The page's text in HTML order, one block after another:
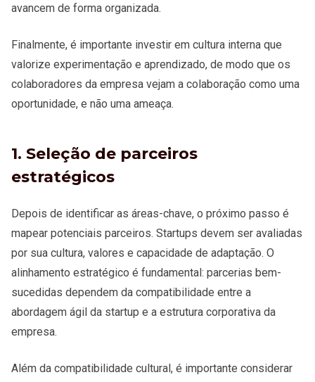
avancem de forma organizada.
Finalmente, é importante investir em cultura interna que
valorize experimentação e aprendizado, de modo que os
colaboradores da empresa vejam a colaboração como uma
oportunidade, e não uma ameaça.
1. Seleção de parceiros
estratégicos
Depois de identificar as áreas-chave, o próximo passo é
mapear potenciais parceiros. Startups devem ser avaliadas
por sua cultura, valores e capacidade de adaptação. O
alinhamento estratégico é fundamental: parcerias bem-
sucedidas dependem da compatibilidade entre a
abordagem ágil da startup e a estrutura corporativa da
empresa.
Além da compatibilidade cultural, é importante considerar